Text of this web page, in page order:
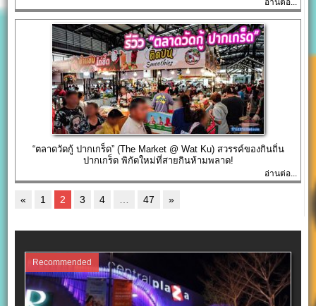
“ตลาดวัดกู้ ปากเกร็ด” (The Market @ Wat Ku) สวรรค์ของกินถิ่น
ปากเกร็ด พิกัดใหม่ที่สายกินห้ามพลาด!
อ่านต่อ...
« 1 2 3 4 47 »
Recommended